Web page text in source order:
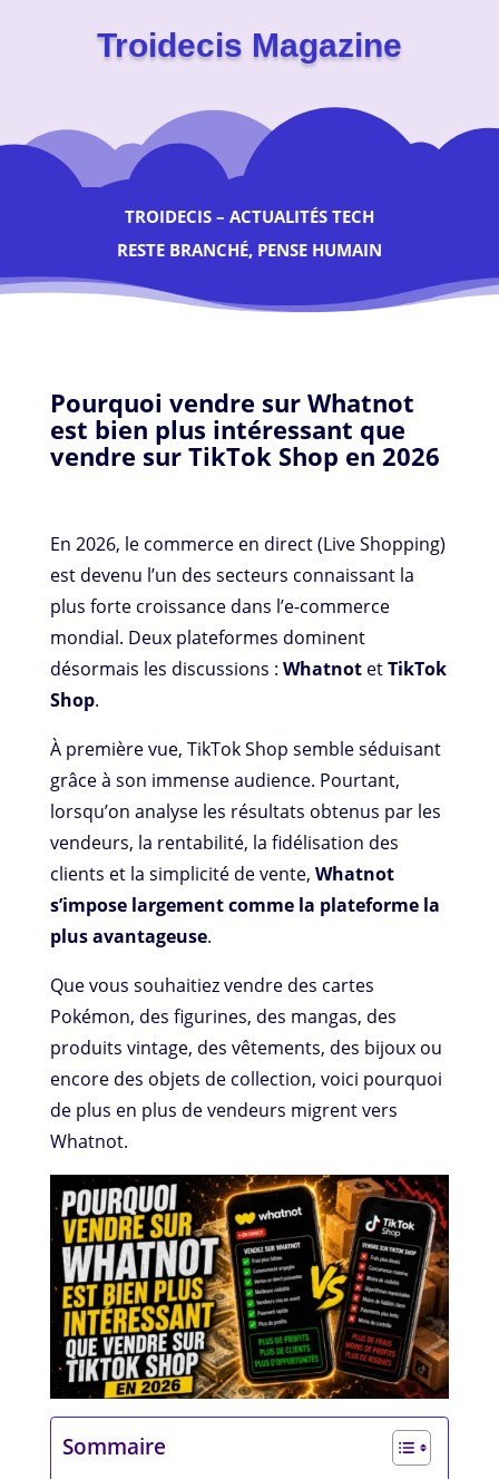
Troidecis Magazine
TROIDECIS – ACTUALITÉS TECH
RESTE BRANCHÉ, PENSE HUMAIN
Pourquoi vendre sur Whatnot
est bien plus intéressant que
vendre sur TikTok Shop en 2026
En 2026, le commerce en direct (Live Shopping)
est devenu l’un des secteurs connaissant la
plus forte croissance dans l’e-commerce
mondial. Deux plateformes dominent
désormais les discussions : WhatnotetTikTok
Shop.
À première vue, TikTok Shop semble séduisant
grâce à son immense audience. Pourtant,
lorsqu’on analyse les résultats obtenus par les
vendeurs, la rentabilité, la fidélisation des
clients et la simplicité de vente, Whatnot
s’impose largement comme la plateforme la
plus avantageuse.
Que vous souhaitiez vendre des cartes
Pokémon, des figurines, des mangas, des
produits vintage, des vêtements, des bijoux ou
encore des objets de collection, voici pourquoi
de plus en plus de vendeurs migrent vers
Whatnot.
Sommaire